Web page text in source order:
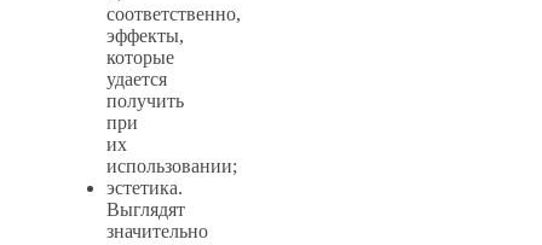
соответственно,
эффекты,
которые
удается
получить
при
их
использовании;
эстетика.
Выглядят
значительно